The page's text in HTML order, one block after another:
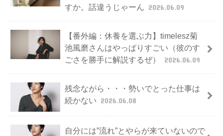
すか。話違うじゃーん 2026.06.09
【番外編：休養を選ぶ力】timelesz菊
池風磨さんはやっぱりすごい（彼のす
ごさを勝手に解説するぜ）
2026.06.09
残念ながら・・・勢いでとった仕事は
続かない 2026.06.08
自分には”流れ”とやらが来ていないので